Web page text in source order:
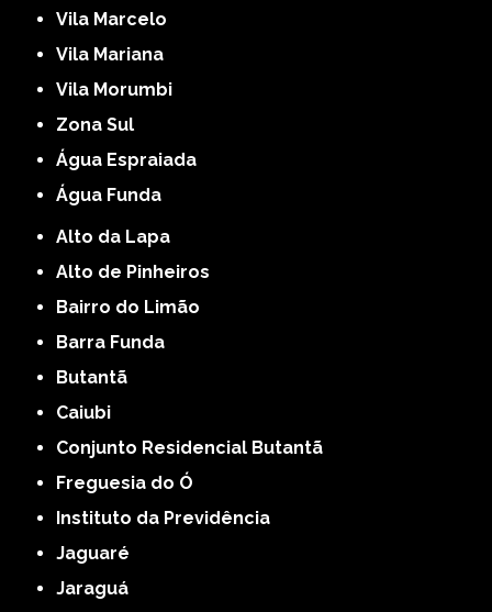
Vila Marcelo
Vila Mariana
Vila Morumbi
Zona Sul
Água Espraiada
Água Funda
Alto da Lapa
Alto de Pinheiros
Bairro do Limão
Barra Funda
Butantã
Caiubi
Conjunto Residencial Butantã
Freguesia do Ó
Instituto da Previdência
Jaguaré
Jaraguá